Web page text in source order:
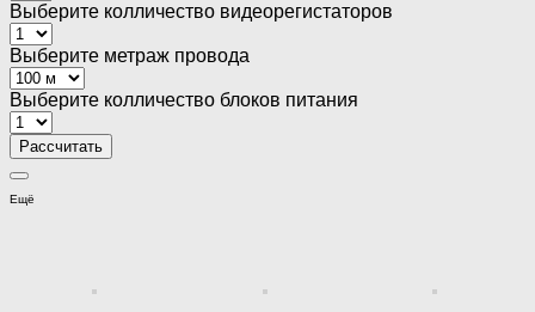
Выберите колличество видеорегистаторов
Выберите метраж провода
Выберите колличество блоков питания
Ещё